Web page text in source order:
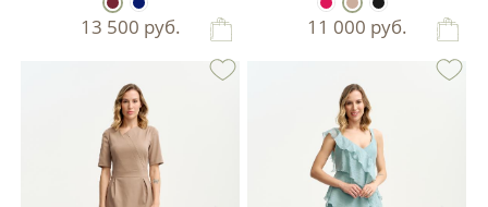
13 500 руб. 11 000 руб.